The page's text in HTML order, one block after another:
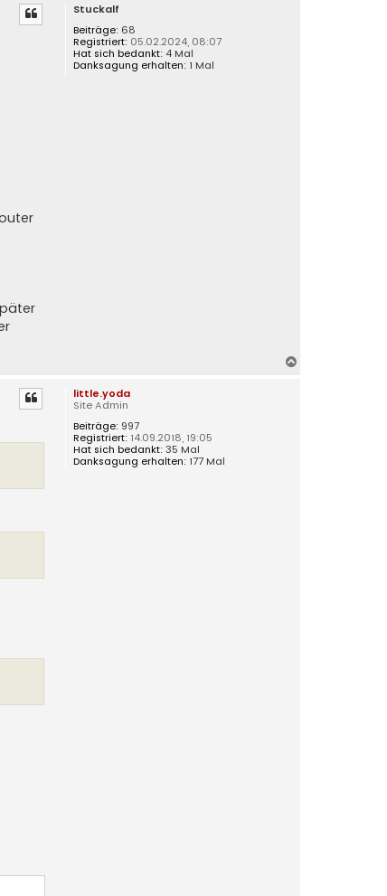
Stuckalf
Beiträge: 68
Registriert: 05.02.2024, 08:07
Hat sich bedankt: 4 Mal
Danksagung erhalten: 1 Mal
little.yoda
Site Admin
Beiträge: 997
Registriert: 14.09.2018, 19:05
Hat sich bedankt: 35 Mal
Danksagung erhalten: 177 Mal